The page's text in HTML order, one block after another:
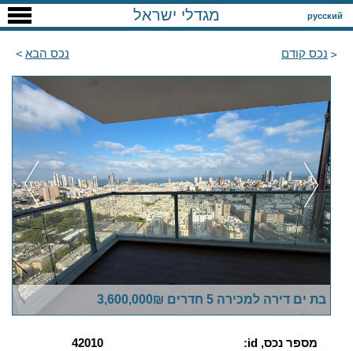
русский מגדלי ישראל
נכס קודם נכס הבא
בת ים דירה למכירה 5 חדרים 3,600,000₪
מספר נכס, id:
42010